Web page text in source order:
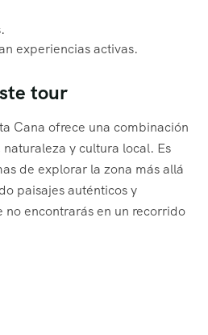
experiencias activas.
tour
Cana ofrece una combinación
y cultura local. Es
de explorar la zona más allá
paisajes auténticos y
no encontrarás en un recorrido